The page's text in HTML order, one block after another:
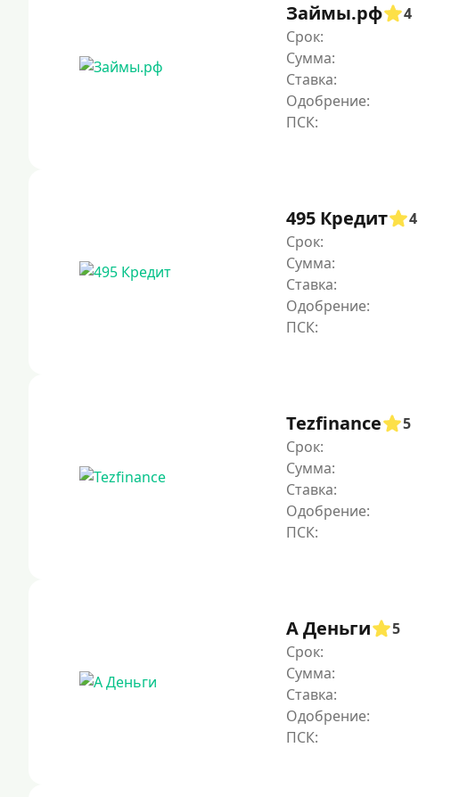
Займы.рф
4
Срок:
Сумма:
Ставка:
Одобрение:
495 Кредит
4
Срок:
Сумма:
Ставка:
Одобрение:
Tezfinance
5
Срок:
Сумма:
Ставка:
Одобрение:
А Деньги
5
Срок:
Сумма:
Ставка:
Одобрение: